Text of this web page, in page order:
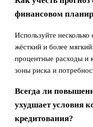
финансовом
Используйте
жёсткий и более
процентные расходы и
зоны риска и
Всегда ли
ухудшает условия
кредитования?